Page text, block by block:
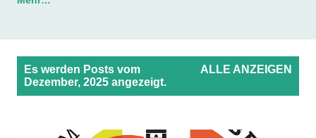
Es werden Posts vom
Dezember, 2025 angezeigt.
ALLE ANZEIGEN